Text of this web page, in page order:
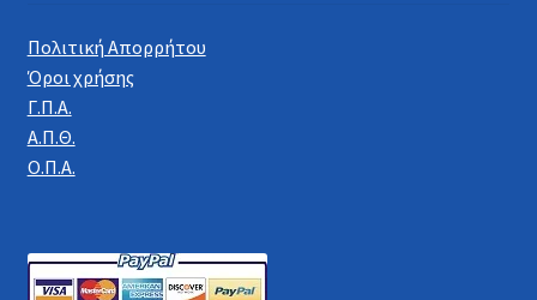
Πολιτική Απορρήτου
Όροι χρήσης
Γ.Π.Α.
Α.Π.Θ.
Ο.Π.Α.